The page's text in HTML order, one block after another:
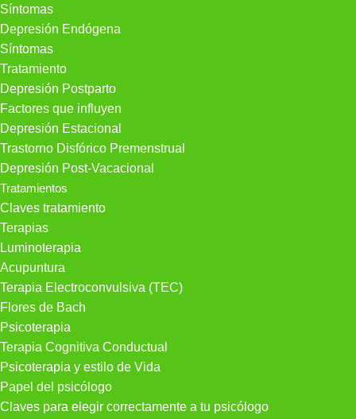
Síntomas
Depresión Endógena
Síntomas
Tratamiento
Depresión Postparto
Factores que influyen
Depresión Estacional
Trastorno Disfórico Premenstrual
Depresión Post-Vacacional
Tratamientos
Claves tratamiento
Terapias
Luminoterapia
Acupuntura
Terapia Electroconvulsiva (TEC)
Flores de Bach
Psicoterapia
Terapia Cognitiva Conductual
Psicoterapia y estilo de Vida
Papel del psicólogo
Claves para elegir correctamente a tu psicólogo